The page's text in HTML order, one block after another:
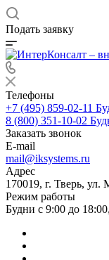
Подать заявку
Телефоны
+7 (495) 859-02-11
8 (800) 351-10-02
Заказать звонок
E-mail
mail@iksystems.ru
Адрес
170019, г. Тверь, ул.
Режим работы
Будни с 9:00 до